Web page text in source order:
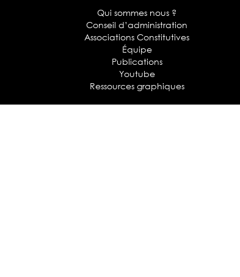
Qui sommes nous ?
Conseil d’administration
Associations Constitutives
Équipe
Publications
Youtube
Ressources graphiques